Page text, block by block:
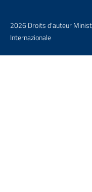
2026 Droits d'auteur
Internazionale